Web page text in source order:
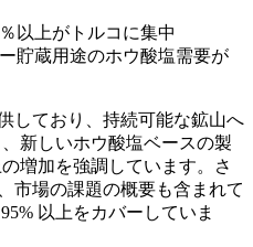
以上がトルコに集中
貯蔵用途のホウ酸塩需要が
しており、持続可能な鉱山へ
新しいホウ酸塩ベースの製
増加を強調しています。さ
市場の課題の概要も含まれて
以上をカバーしていま